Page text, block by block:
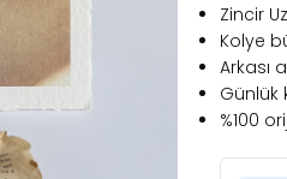
Zincir
Kolye
Arkası
Günlük
%100